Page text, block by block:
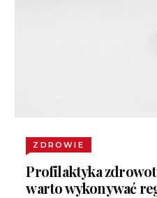
ZDROWIE
Profilaktyka
warto wykonywać